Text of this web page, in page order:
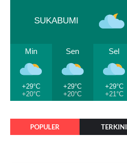
SUKABUMI
Min
+29°C
+20°C
Sen
+29°C
+20°C
Sel
+29°C
+21°C
POPULER TERKINI